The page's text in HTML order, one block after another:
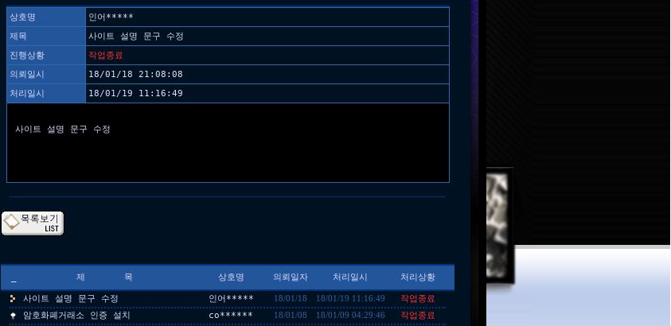
상호명
인어*****
제목
사이트 설명 문구 수정
진행상황
작업종료
의뢰일시
18/01/18 21:08:08
처리일시
18/01/19 11:16:49
사이트 설명 문구 수정
제 목 상호명 의뢰일자 처리일시 처리상황
사이트 설명 문구 수정 인어***** 18/01/18 18/01/19 11:16:49
작업종료
암호화폐거래소 인증 설치
co****** 18/01/08 18/01/09 04:29:46
작업종료